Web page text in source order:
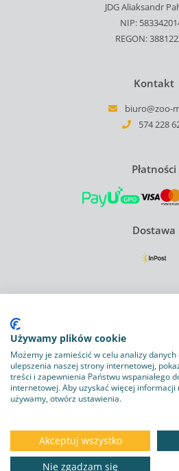
JDG Aliaksandr
NIP:
REGON:
Kontakt
biuro@zoo-
574 228
Płatności
Dostawa
Polityka plików
Obowiązek
Program
Kontakt
Używamy plików cookie
Możemy je zamieścić w celu analizy
ulepszenia naszej strony internetowej,
treści i zapewnienia Państwu wspaniałego
internetowej. Aby uzyskać więcej
używamy, otwórz ustawienia.
Akceptuj wszystko
Nie zgadzam się